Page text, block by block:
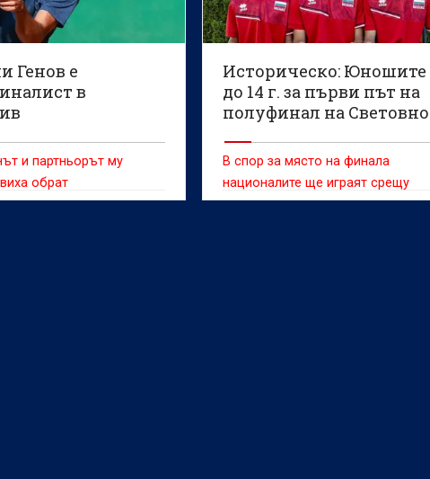
Генов е
в
и партньорът му
обрат
Историческо: Юношите
до 14 г. за първи път на
полуфинал на Световно
В спор за място на финала
националите ще играят срещу
Бразилия в петък